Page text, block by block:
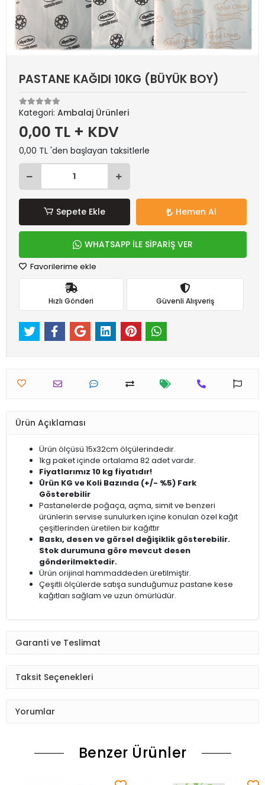
PASTANE KAĞIDI 10KG (BÜYÜK BOY)
Kategori: Ambalaj Ürünleri
0,00 TL + KDV
0,00 TL 'den başlayan taksitlerle
Sepete Ekle Hemen Al
WHATSAPP İLE SİPARİŞ VER
Favorilerime ekle
Hızlı Gönderi Güvenli Alışveriş
Ürün Açıklaması
Ürün ölçüsü 15x32cm ölçülerindedir.
1kg paket içinde ortalama 82 adet vardır.
Fiyatlarımız 10 kg fiyatıdır!
Ürün KG ve Koli Bazında (+/- %5) Fark
Gösterebilir
Pastanelerde poğaça, açma, simit ve benzeri
ürünlerin servise sunulurken içine konulan özel kağıt
çeşitlerinden üretilen bir kağıttır
Baskı, desen ve görsel değişiklik gösterebilir.
Stok durumuna göre mevcut desen
gönderilmektedir.
Ürün orijinal hammaddeden üretilmiştir.
Çeşitli ölçülerde satışa sunduğumuz pastane kese
kağıtları sağlam ve uzun ömürlüdür.
Garanti ve Teslimat
Taksit Seçenekleri
Yorumlar
Benzer Ürünler